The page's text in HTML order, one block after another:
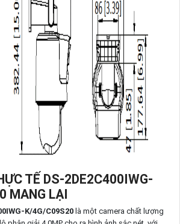
TẾ DS-2DE2C400IWG-
MANG LẠI
K/4G/C09S20là một camera chất lượng